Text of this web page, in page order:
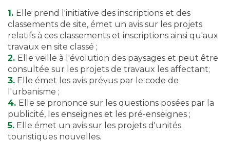
1. Elle prend l'initiative des inscriptions et des
classements de site, émet un avis sur les projets
relatifs à ces classements et inscriptions ainsi qu'aux
travaux en site classé ;
2. Elle veille à l'évolution des paysages et peut être
consultée sur les projets de travaux les affectant;
3. Elle émet les avis prévus par le code de
l'urbanisme ;
4. Elle se prononce sur les questions posées par la
publicité, les enseignes et les pré-enseignes ;
5. Elle émet un avis sur les projets d'unités
touristiques nouvelles.